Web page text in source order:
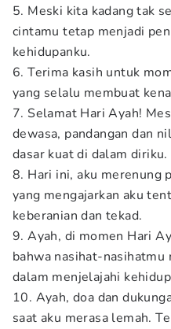
5. Meski kita kadang tak
cintamu tetap menjadi
kehidupanku.
6. Terima kasih untuk
yang selalu membuat
7. Selamat Hari Ayah!
dewasa, pandangan dan
dasar kuat di dalam diriku.
8. Hari ini, aku merenung
yang mengajarkan aku
keberanian dan tekad.
9. Ayah, di momen Hari
bahwa nasihat-
dalam menjelajahi
10. Ayah, doa dan
saat aku merasa lemah.